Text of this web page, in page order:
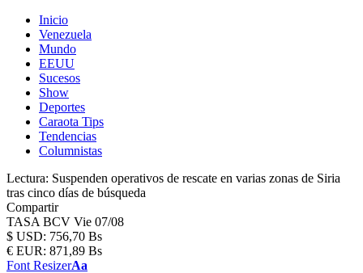
Inicio
Venezuela
Mundo
EEUU
Sucesos
Show
Deportes
Caraota Tips
Tendencias
Columnistas
Lectura: Suspenden operativos de rescate en varias zonas de Siria
tras cinco días de búsqueda
Compartir
TASA BCV Vie 07/08
$ USD: 756,70 Bs
€ EUR: 871,89 Bs
Font ResizerAa